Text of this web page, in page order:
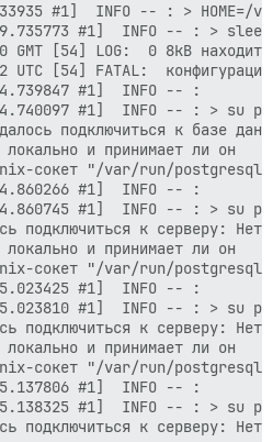
#1]  INFO -- : >
#1]  INFO -- : >
GMT [54] LOG:  0 8kB
UTC [54] FATAL:
#1]  INFO -- :
#1]  INFO -- : > su
подключиться к базе
#1]  INFO -- :
#1]  INFO -- : >
подключиться к серверу: Нет
#1]  INFO -- :
#1]  INFO -- : >
подключиться к серверу: Нет
#1]  INFO -- :
#1]  INFO -- : > su
подключиться к серверу: Нет